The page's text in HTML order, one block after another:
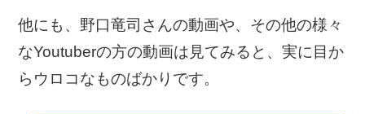
他にも、野口竜司さんの動画や、その他の様々
なYoutuberの方の動画は見てみると、実に目か
らウロコなものばかりです。